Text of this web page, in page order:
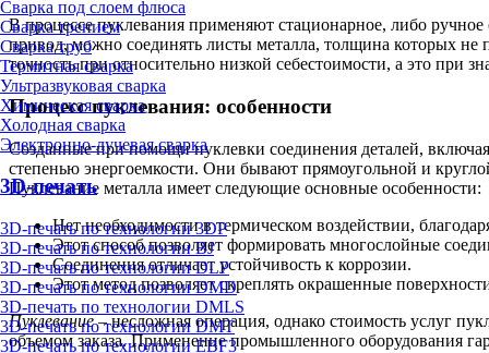
Сварка под слоем флюса
Сварка трением
Сварка труб
Термитная сварка
Ультразвуковая сварка
Химическая сварка
Холодная сварка
Электронно-лучевая сварка
3D-печать
3D-печать по технологии 3DP
3D-печать по технологии BJ
3D-печать по технологии DLP
3D-печать по технологии DMD
3D-печать по технологии DMLS
3D-печать по технологии DMT
3D-печать по технологии EBF3
В процессе пуклевания применяют стационарное, либо
привод, можно соединять листы металла, толщина которых
точность при относительно низкой себестоимости, а это при
Процесс пуклевания: особенности
Созданные при помощи пуклевки соединения деталей,
степенью энергоемкости. Они бывают прямоугольной и
Пуклевание металла имеет следующие основные особенности:
Нет необходимости в термическом воздействии,
Этот способ позволяет формировать многослойные
Соединения отличает устойчивость к коррозии.
Этот метод позволяет скреплять окрашенные
Пуклевание– несложная операция, однако стоимость услуг
объемом заказа. Применение промышленного оборудования